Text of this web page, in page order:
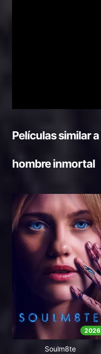
Películas similar a
hombre inmortal
2026
Soulm8te